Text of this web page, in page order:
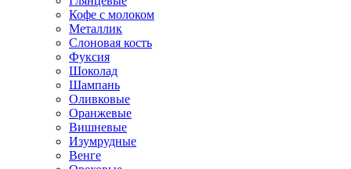
Кофе с молоком
Металлик
Слоновая кость
Фуксия
Шоколад
Шампань
Оливковые
Оранжевые
Вишневые
Изумрудные
Венге